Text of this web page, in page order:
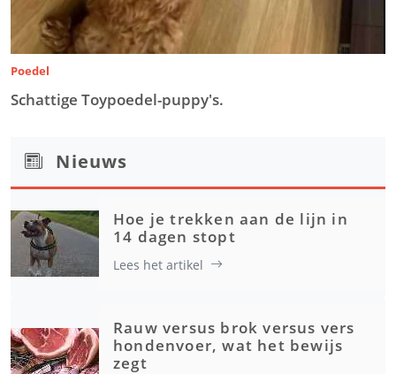
Poedel
Schattige Toypoedel-puppy's.
Nieuws
Hoe je trekken aan de lijn in
14 dagen stopt
Lees het artikel
Rauw versus brok versus vers
hondenvoer, wat het bewijs
zegt